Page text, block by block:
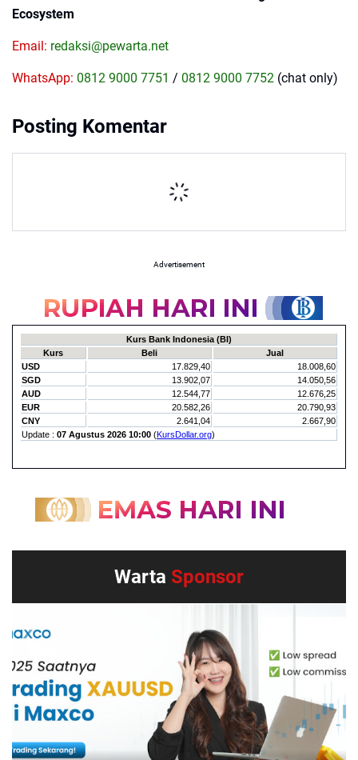
Ecosystem
Email: redaksi@pewarta.net
WhatsApp: 0812 9000 7751 / 0812 9000 7752 (chat only)
Posting Komentar
Advertisement
Warta Sponsor